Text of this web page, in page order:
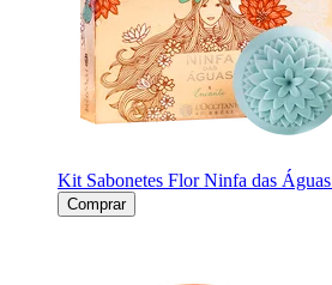
Kit Sabonetes Flor Ninfa das Águas
Comprar